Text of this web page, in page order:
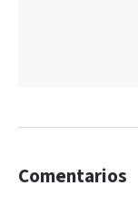
Comentarios